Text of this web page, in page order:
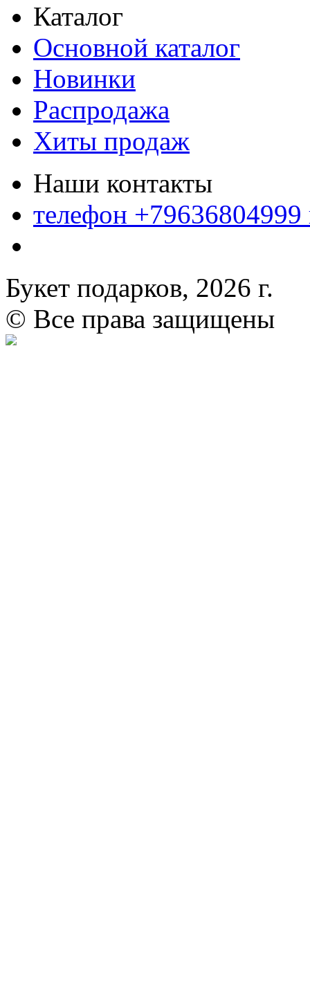
Каталог
Основной каталог
Новинки
Распродажа
Хиты продаж
Наши контакты
телефон
Букет подарков, 2026 г.
© Все права защищены